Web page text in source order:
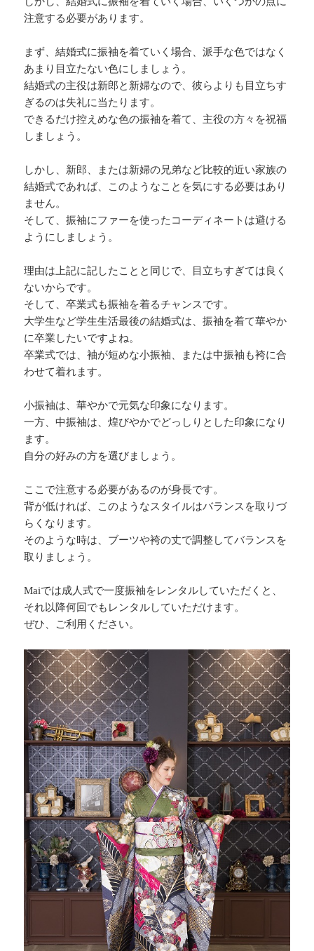
注意する必要があります。
まず、結婚式に振袖を着ていく場合、派手な色ではなく
あまり目立たない色にしましょう。
結婚式の主役は新郎と新婦なので、彼らよりも目立ちす
ぎるのは失礼に当たります。
できるだけ控えめな色の振袖を着て、主役の方々を祝福
しましょう。
しかし、新郎、または新婦の兄弟など比較的近い家族の
結婚式であれば、このようなことを気にする必要はあり
ません。
そして、振袖にファーを使ったコーディネートは避ける
ようにしましょう。
理由は上記に記したことと同じで、目立ちすぎては良く
ないからです。
そして、卒業式も振袖を着るチャンスです。
大学生など学生生活最後の結婚式は、振袖を着て華やか
に卒業したいですよね。
卒業式では、袖が短めな小振袖、または中振袖も袴に合
わせて着れます。
小振袖は、華やかで元気な印象になります。
一方、中振袖は、煌びやかでどっしりとした印象になり
ます。
自分の好みの方を選びましょう。
ここで注意する必要があるのが身長です。
背が低ければ、このようなスタイルはバランスを取りづ
らくなります。
そのような時は、ブーツや袴の丈で調整してバランスを
取りましょう。
Maiでは成人式で一度振袖をレンタルしていただくと、
それ以降何回でもレンタルしていただけます。
ぜひ、ご利用ください。